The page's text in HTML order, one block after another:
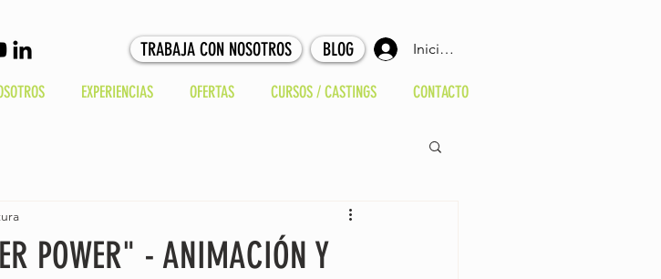
TRABAJA CON NOSOTROS BLOG
EXPERIENCIAS OFERTAS CURSOS / CASTINGS CONTACTO
Iniciar sesión
POWER" - ANIMACIÓN Y